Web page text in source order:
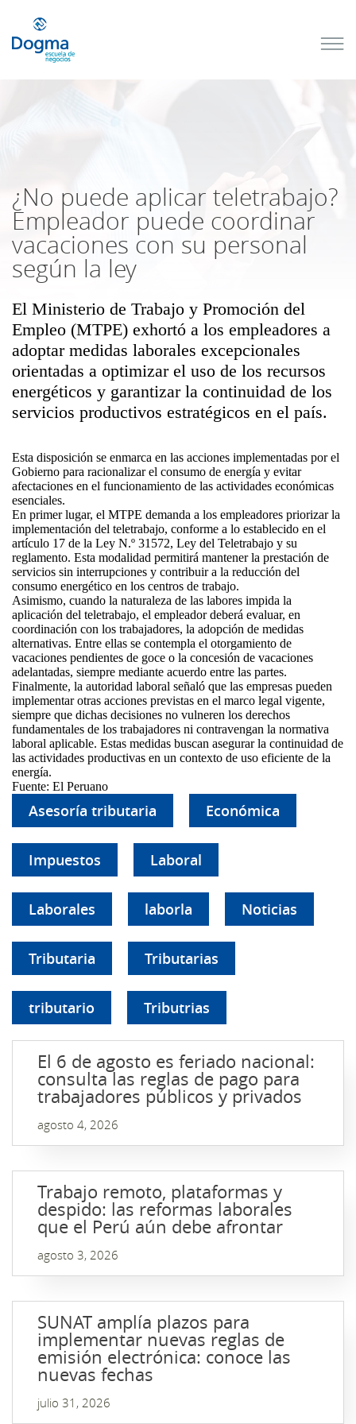
¿No puede aplicar teletrabajo?
Empleador puede coordinar
vacaciones con su personal
según la ley
El Ministerio de Trabajo y Promoción del
Empleo (MTPE) exhortó a los empleadores a
adoptar medidas laborales excepcionales
orientadas a optimizar el uso de los recursos
energéticos y garantizar la continuidad de los
servicios productivos estratégicos en el país.
Esta disposición se enmarca en las acciones implementadas por el
Gobierno para racionalizar el consumo de energía y evitar
afectaciones en el funcionamiento de las actividades económicas
esenciales.
En primer lugar, el MTPE demanda a los empleadores priorizar la
implementación del teletrabajo, conforme a lo establecido en el
artículo 17 de la Ley N.º 31572, Ley del Teletrabajo y su
reglamento. Esta modalidad permitirá mantener la prestación de
servicios sin interrupciones y contribuir a la reducción del
consumo energético en los centros de trabajo.
Asimismo, cuando la naturaleza de las labores impida la
aplicación del teletrabajo, el empleador deberá evaluar, en
coordinación con los trabajadores, la adopción de medidas
alternativas. Entre ellas se contempla el otorgamiento de
vacaciones pendientes de goce o la concesión de vacaciones
adelantadas, siempre mediante acuerdo entre las partes.
Finalmente, la autoridad laboral señaló que las empresas pueden
implementar otras acciones previstas en el marco legal vigente,
siempre que dichas decisiones no vulneren los derechos
fundamentales de los trabajadores ni contravengan la normativa
laboral aplicable. Estas medidas buscan asegurar la continuidad de
las actividades productivas en un contexto de uso eficiente de la
energía.
Fuente: El Peruano
Asesoría tributaria Económica
Impuestos Laboral
Laborales laborla Noticias
Tributaria Tributarias
tributario Tributrias
El 6 de agosto es feriado nacional:
consulta las reglas de pago para
trabajadores públicos y privados
agosto 4, 2026
Trabajo remoto, plataformas y
despido: las reformas laborales
que el Perú aún debe afrontar
agosto 3, 2026
SUNAT amplía plazos para
implementar nuevas reglas de
emisión electrónica: conoce las
nuevas fechas
julio 31, 2026
próximos